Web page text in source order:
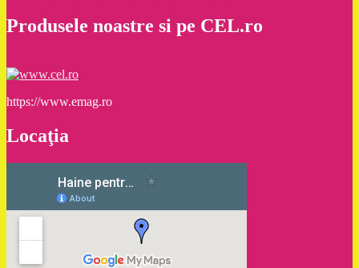
Produsele noastre si pe CEL.ro
https://www.emag.ro
Locaţia